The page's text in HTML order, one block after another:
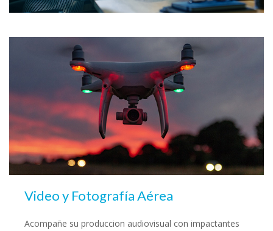
Video y Fotografía Aérea
Acompañe su produccion audiovisual con impactantes